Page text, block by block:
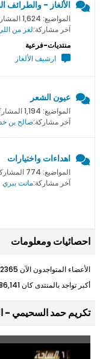
الألغاز - والطرائف
المواضيع: 1,624 المشاركات: 15,915
آخر مشاركة:لغز من
منتديات-فرعية
ارشيف الألغاز
عيون الشعر
المواضيع: 1,194 المشاركات: 8,927
آخر مشاركة:صالح بن
اهداءات واختيارات
المواضيع: 774 المشاركات: 5,434
آخر مشاركة:مانت ببري
احصائيات ومعلومات
الأعضاء المتواجدون الآن 2365. الأعضاء 0 والزوار 2365.
أكبر تواجد بالمنتدى كان 186,141, 07-25-2026 الساعة
تكريم حمد السحيمي -